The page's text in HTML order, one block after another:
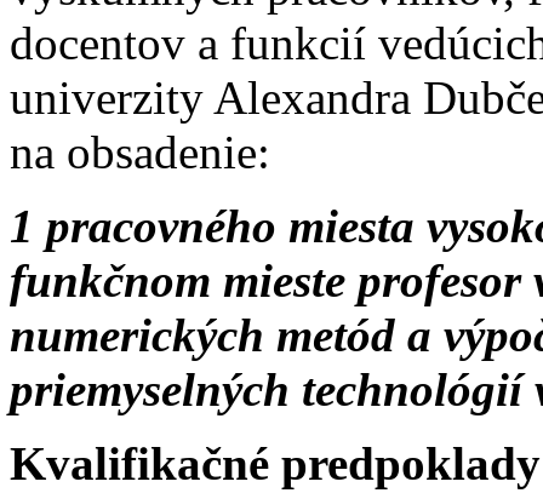
docentov a funkcií
univerzity Alexandra
na obsadenie:
1 pracovného miesta
funkčnom mieste profesor
numerických metód a
priemyselných technológií
Kvalifikačné